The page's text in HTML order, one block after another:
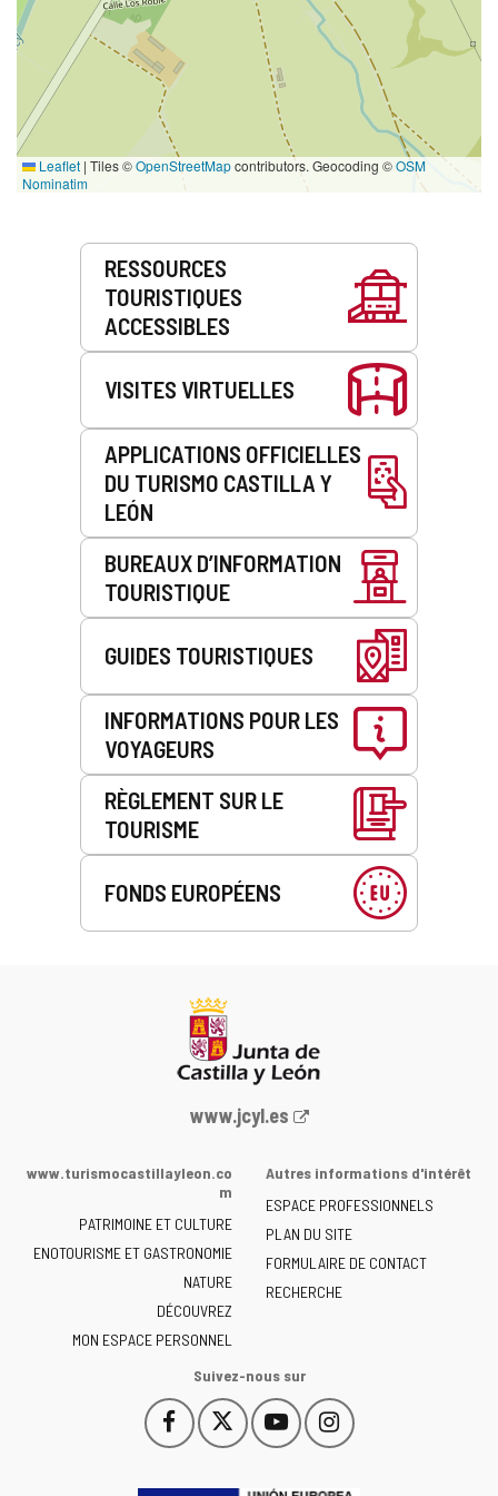
Leaflet | Tiles ©OpenStreetMapcontributors. Geocoding ©OSM
Nominatim
Prestations
RESSOURCES
TOURISTIQUES
ACCESSIBLES
VISITES VIRTUELLES
APPLICATIONS OFFICIELLES
DU TURISMO CASTILLA Y
LEÓN
BUREAUX D’INFORMATION
TOURISTIQUE
GUIDES TOURISTIQUES
INFORMATIONS POUR LES
VOYAGEURS
RÈGLEMENT SUR LE
TOURISME
FONDS EUROPÉENS
Portail
la
de
Castilla
y
León
-
www.jcyl.es
www.turismocastillayleon.co
m
PATRIMOINE ET CULTURE
ENOTOURISME ET GASTRONOMIE
NATURE
DÉCOUVREZ
MON ESPACE PERSONNEL
Autres informations d'intérêt
ESPACE PROFESSIONNELS
PLAN DU SITE
FORMULAIRE DE CONTACT
RECHERCHE
Suivez-nous sur
Facebook
Este
enlace
Este
enlace
YouTube
Este
enlace
Instagram
Este
enlace